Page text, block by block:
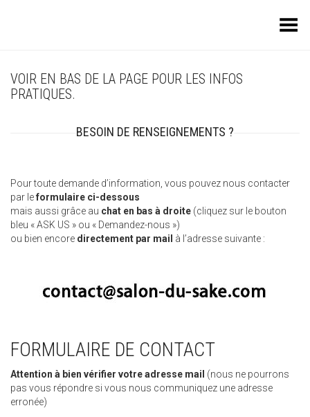
Toggle Menu
VOIR EN BAS DE LA PAGE POUR LES INFOS
PRATIQUES.
BESOIN DE RENSEIGNEMENTS ?
Pour toute demande d’information, vous pouvez nous contacter
par leformulaire ci-dessous
mais aussi grâce au chat en bas à droite (cliquez sur le bouton
bleu « ASK US » ou « Demandez-nous »)
ou bien encore directement par mail à l’adresse suivante :
FORMULAIRE DE CONTACT
Attention à bien vérifier votre adresse mail (nous ne pourrons
pas vous répondre si vous nous communiquez une adresse
erronée)